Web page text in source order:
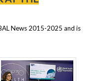
News 2015-2025 and is